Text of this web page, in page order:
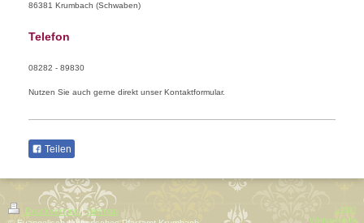
86381 Krumbach (Schwaben)
Telefon
08282 - 89830
Nutzen Sie auch gerne direkt unser Kontaktformular.
Teilen
Druckversion| Sitemap
Login
Webansicht